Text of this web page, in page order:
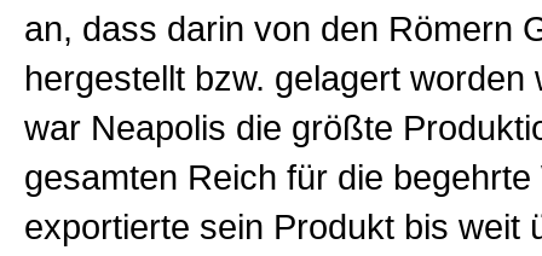
an, dass darin von den Römern
hergestellt bzw. gelagert worden
war Neapolis die größte
gesamten Reich für die
exportierte sein Produkt bis weit